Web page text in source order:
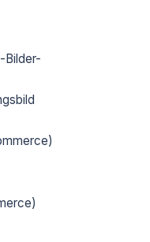
Bilder-